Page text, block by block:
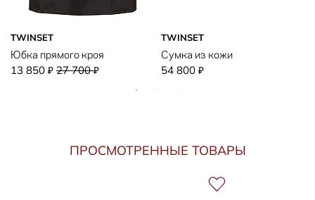
TWINSET
Юбка прямого кроя
13 850 ₽ 27 700₽
TWINSET
Сумка из кожи
54 800 ₽
ПРОСМОТРЕННЫЕ ТОВАРЫ